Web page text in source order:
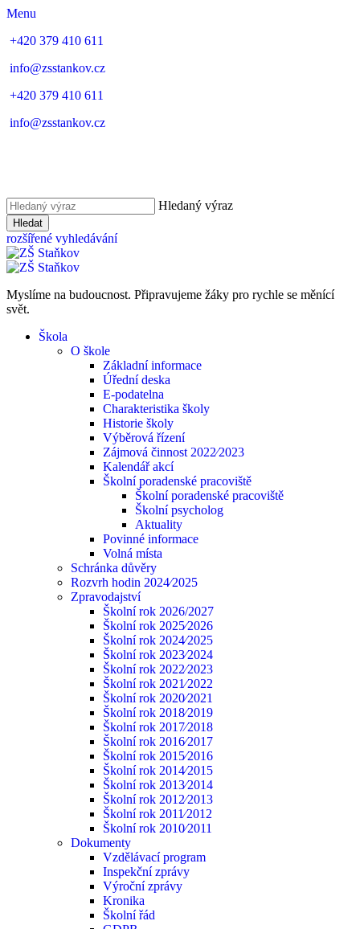
Menu
+420 379 410 611
info@zsstankov.cz
+420 379 410 611
info@zsstankov.cz
Hledaný výraz
Hledat
rozšířené vyhledávání
Myslíme na budoucnost. Připravujeme žáky pro rychle se měnící
svět.
Škola
O škole
Základní informace
Úřední deska
E-podatelna
Charakteristika školy
Historie školy
Výběrová řízení
Zájmová činnost 2022⁄2023
Kalendář akcí
Školní poradenské pracoviště
Školní poradenské pracoviště
Školní psycholog
Aktuality
Povinné informace
Volná místa
Schránka důvěry
Rozvrh hodin 2024⁄2025
Zpravodajství
Školní rok 2026/2027
Školní rok 2025⁄2026
Školní rok 2024⁄2025
Školní rok 2023⁄2024
Školní rok 2022⁄2023
Školní rok 2021⁄2022
Školní rok 2020⁄2021
Školní rok 2018⁄2019
Školní rok 2017⁄2018
Školní rok 2016⁄2017
Školní rok 2015⁄2016
Školní rok 2014⁄2015
Školní rok 2013⁄2014
Školní rok 2012⁄2013
Školní rok 2011⁄2012
Školní rok 2010⁄2011
Dokumenty
Vzdělávací program
Inspekční zprávy
Výroční zprávy
Kronika
Školní řád